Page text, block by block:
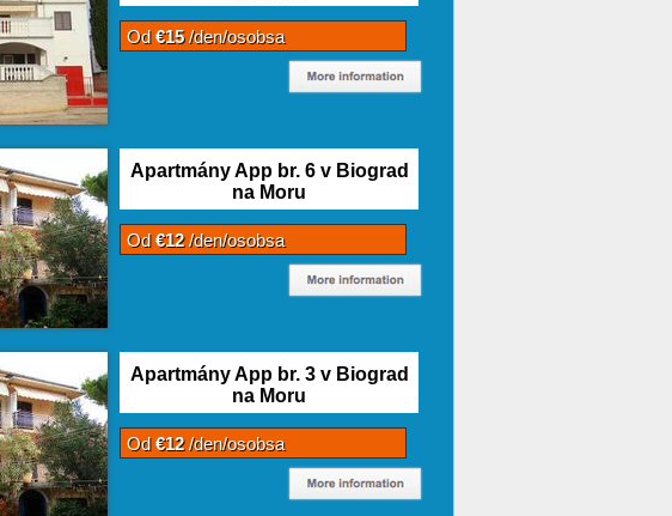
Od€15/den/osobsa
Apartmány App br. 6 v Biograd
na Moru
Od€12/den/osobsa
Apartmány App br. 3 v Biograd
na Moru
Od€12/den/osobsa